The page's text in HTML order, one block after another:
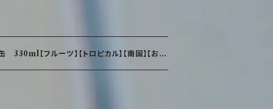
（菜種油、オリーブオイル）佐藤、粒状大
【フルーツ】【トロピカル】【南国】【お土